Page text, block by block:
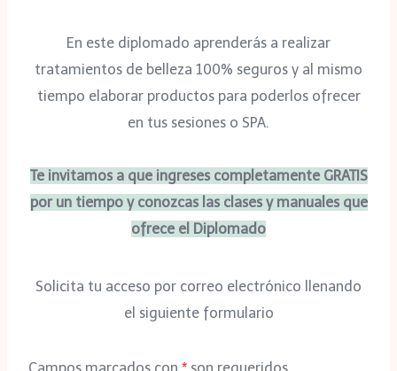
En este diplomado aprenderás a realizar
tratamientos de belleza 100% seguros y al mismo
tiempo elaborar productos para poderlos ofrecer
en tus sesiones o SPA.
Te invitamos a que ingreses completamente GRATIS
por un tiempo y conozcas las clases y manuales que
ofrece el Diplomado
Solicita tu acceso por correo electrónico llenando
el siguiente formulario